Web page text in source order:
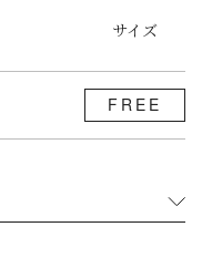
サイズ
FREE